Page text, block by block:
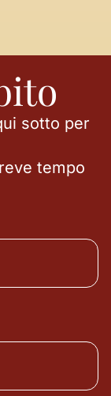
sotto per
tempo